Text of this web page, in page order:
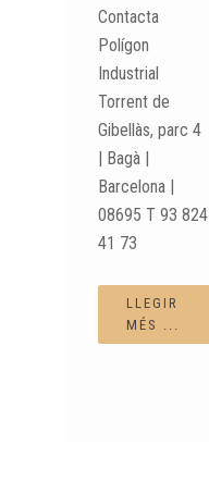
Contacta
Polígon
Industrial
Torrent de
Gibellàs, parc 4
| Bagà |
Barcelona |
08695 T 93 824
41 73
LLEGIR
MÉS ...